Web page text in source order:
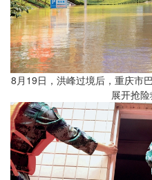
8月19日，洪峰过境后，重庆市
展开抢险